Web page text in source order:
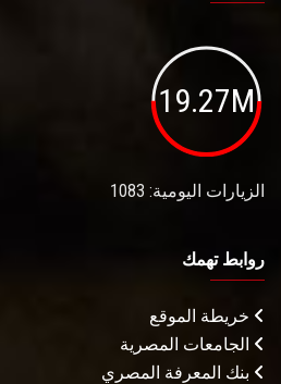
19.27M
الزيارات اليومية: 1083
روابط تهمك
خريطة الموقع
الجامعات المصرية
بنك المعرفة المصري